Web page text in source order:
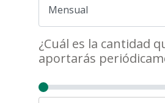
¿Cuál es la cantidad
aportarás